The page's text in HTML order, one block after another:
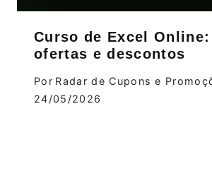
Curso de Excel
ofertas e descontos
Por Radar de Cupons e
24/05/2026